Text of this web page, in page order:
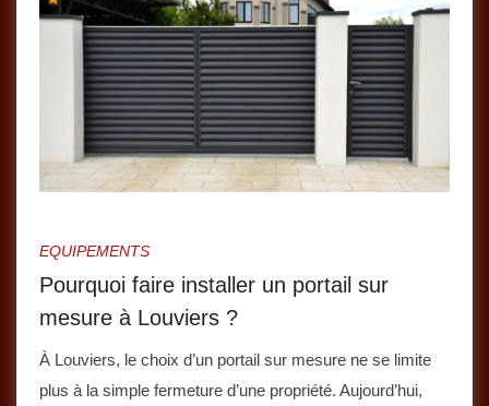
EQUIPEMENTS
Pourquoi faire installer un portail sur
mesure à Louviers ?
À Louviers, le choix d’un portail sur mesure ne se limite
plus à la simple fermeture d’une propriété. Aujourd’hui,